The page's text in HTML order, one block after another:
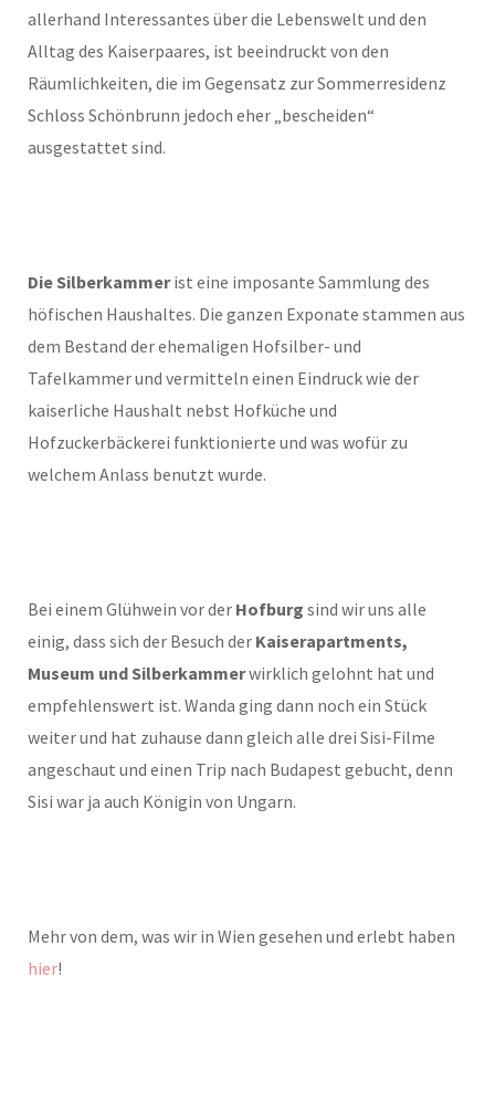
allerhand Interessantes über die Lebenswelt und den
Alltag des Kaiserpaares, ist beeindruckt von den
Räumlichkeiten, die im Gegensatz zur Sommerresidenz
Schloss Schönbrunn jedoch eher „bescheiden“
ausgestattet sind.
Die Silberkammerist eine imposante Sammlung des
höfischen Haushaltes. Die ganzen Exponate stammen aus
dem Bestand der ehemaligen Hofsilber- und
Tafelkammer und vermitteln einen Eindruck wie der
kaiserliche Haushalt nebst Hofküche und
Hofzuckerbäckerei funktionierte und was wofür zu
welchem Anlass benutzt wurde.
Bei einem Glühwein vor der Hofburg sind wir uns alle
einig, dass sich der Besuch der Kaiserapartments,
Museum und Silberkammerwirklich gelohnt hat und
empfehlenswert ist. Wanda ging dann noch ein Stück
weiter und hat zuhause dann gleich alle drei Sisi-Filme
angeschaut und einen Trip nach Budapest gebucht, denn
Sisi war ja auch Königin von Ungarn.
Mehr von dem, was wir in Wien gesehen und erlebt haben
hier!